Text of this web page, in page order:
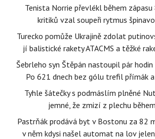
Tenista Norrie převlékl během
kritiků vzal soupeři rytmus
Turecko pomůže Ukrajině zdolat
jí balistické rakety ATACMS a těžké
Šebrleho syn Štěpán nastoupil pár hodin
Po 621 dnech bez gólu trefil přímák
Tyhle šátečky s podmáslím plněné
jemné, že zmizí z plechu
Pastrňák prodává byt v Bostonu za 82
v něm kdysi našel automat na lov